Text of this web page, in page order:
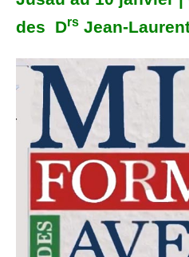
des Drs Jean-